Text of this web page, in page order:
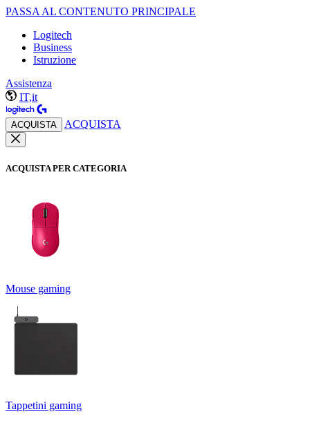
PASSA AL CONTENUTO PRINCIPALE
Logitech
Business
Istruzione
Assistenza
IT,it
ACQUISTA ACQUISTA
ACQUISTA PER CATEGORIA
Mouse gaming
Tappetini gaming